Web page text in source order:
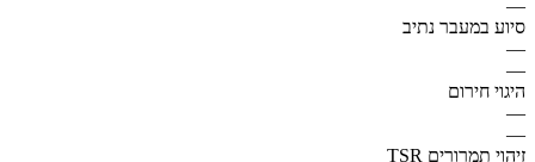
—
סיוע במעבר נתיב
—
—
היגוי חירום
—
—
זיהוי תמרורים TSR